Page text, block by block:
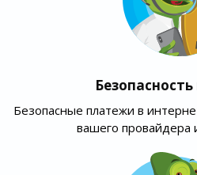
Безопасные платежи в
вашего провайдера